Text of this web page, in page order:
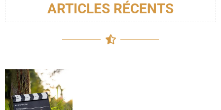
ARTICLES RÉCENTS